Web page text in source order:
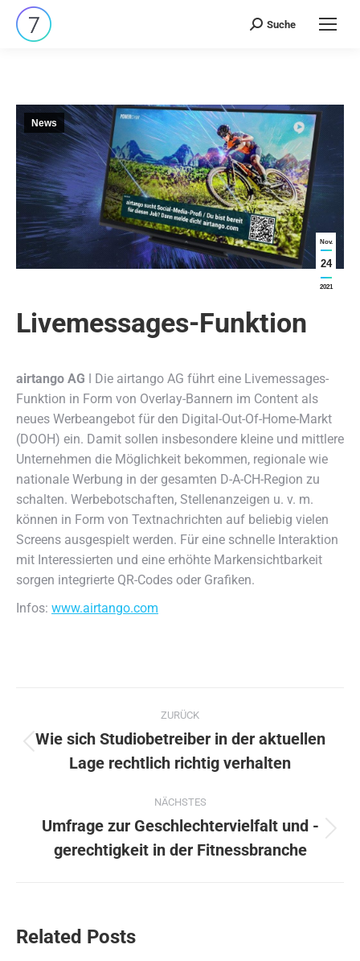
Search:
Suche
Nov.
24
2021
News
Livemessages-Funktion
airtango AG ǀ Die airtango AG führt eine Livemessages-
Funktion in Form von Overlay-Bannern im Content als
neues Werbeangebot für den Digital-Out-Of-Home-Markt
(DOOH) ein. Damit sollen insbesondere kleine und mittlere
Unternehmen die Möglichkeit bekommen, regionale wie
nationale Werbung in der gesamten D-A-CH-Region zu
schalten. Werbebotschaften, Stellenanzeigen u. v. m.
können in Form von Textnachrichten auf beliebig vielen
Screens ausgespielt werden. Für eine schnelle Interaktion
mit Interessierten und eine erhöhte Markensichtbarkeit
sorgen integrierte QR-Codes oder Grafiken.
Infos: www.airtango.com
Kommentarnavigation
ZURÜCK
Beitrag:
Wie sich Studiobetreiber in der aktuellen
Lage rechtlich richtig verhalten
NÄCHSTES
Beitrag:
Umfrage zur Geschlechtervielfalt und -
gerechtigkeit in der Fitnessbranche
Related Posts